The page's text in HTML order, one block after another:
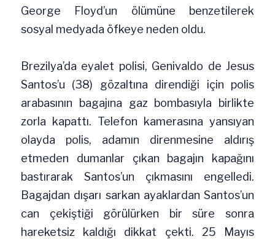
George Floyd’un ölümüne benzetilerek
sosyal medyada öfkeye neden oldu.
Brezilya’da eyalet polisi, Genivaldo de Jesus
Santos’u (38) gözaltına direndiği için polis
arabasının bagajına gaz bombasıyla birlikte
zorla kapattı. Telefon kamerasına yansıyan
olayda polis, adamın direnmesine aldırış
etmeden dumanlar çıkan bagajın kapağını
bastırarak Santos’un çıkmasını engelledi.
Bagajdan dışarı sarkan ayaklardan Santos’un
can çekiştiği görülürken bir süre sonra
hareketsiz kaldığı dikkat çekti. 25 Mayıs